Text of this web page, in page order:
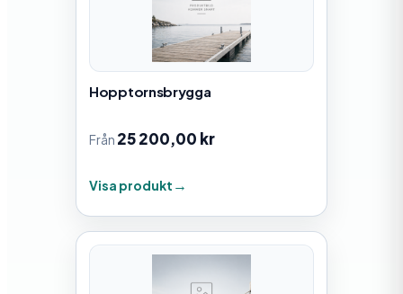
Hopptornsbrygga
Från 25 200,00 kr
Visa produkt